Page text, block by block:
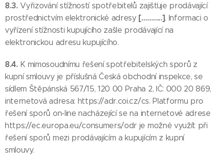
8.3.Vyřizování stížností spotřebitelů zajišťuje prodávající
prostřednictvím elektronické adresy [………..]. Informaci o
vyřízení stížnosti kupujícího zašle prodávající na
elektronickou adresu kupujícího.
8.4. K mimosoudnímu řešení spotřebitelských sporů z
kupní smlouvy je příslušná Česká obchodní inspekce, se
sídlem Štěpánská 567/15, 120 00 Praha 2, IČ: 000 20 869,
internetová adresa: https://adr.coi.cz/cs. Platformu pro
řešení sporů on-line nacházející se na internetové adrese
https://ec.europa.eu/consumers/odr je možné využít při
řešení sporů mezi prodávajícím a kupujícím z kupní
smlouvy.